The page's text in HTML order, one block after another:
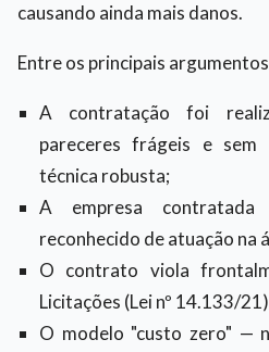
causando ainda mais danos.
Entre os principais
A contratação foi
pareceres frágeis e sem
técnica robusta;
A empresa
reconhecido de atuação na
O contrato viola
Licitações (Lei nº 14.133/
O modelo "custo zero" —